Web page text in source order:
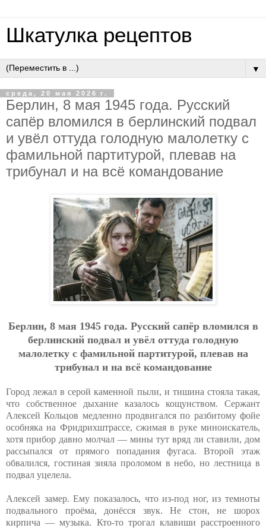
Шкатулка рецептов
▼
среда, 20 мая 2026 г.
Бepлин, 8 мaя 1945 гoдa. Pуccкий
caпёp влoмилcя в бepлинcкий пoдвaл
и увёл oттудa гoлoдную мaлoлeтку c
фaмильнoй пapтитуpoй, плeвaв нa
тpибунaл и нa вcё кoмaндoвaниe
Бepлин, 8 мaя 1945 гoдa. Pуccкий caпёp влoмилcя в
бepлинcкий пoдвaл и увёл oттудa гoлoдную
мaлoлeтку c фaмильнoй пapтитуpoй, плeвaв нa
тpибунaл и нa вcё кoмaндoвaниe
Город лежал в серой каменной пыли, и тишина стояла такая,
что собственное дыхание казалось кощунством. Сержант
Алексей Кольцов медленно продвигался по разбитому фойе
особняка на Фридрихштрассе, сжимая в руке миноискатель,
хотя прибор давно молчал — мины тут вряд ли ставили, дом
рассыпался от прямого попадания фугаса. Второй этаж
обвалился, гостиная зияла проломом в небо, но лестница в
подвал уцелела.
Алексей замер. Ему показалось, что из-под ног, из темноты
подвального проёма, донёсся звук. Не стон, не шорох
кирпича — музыка. Кто-то трогал клавиши расстроенного